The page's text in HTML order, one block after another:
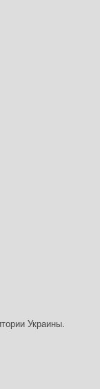
Украины.